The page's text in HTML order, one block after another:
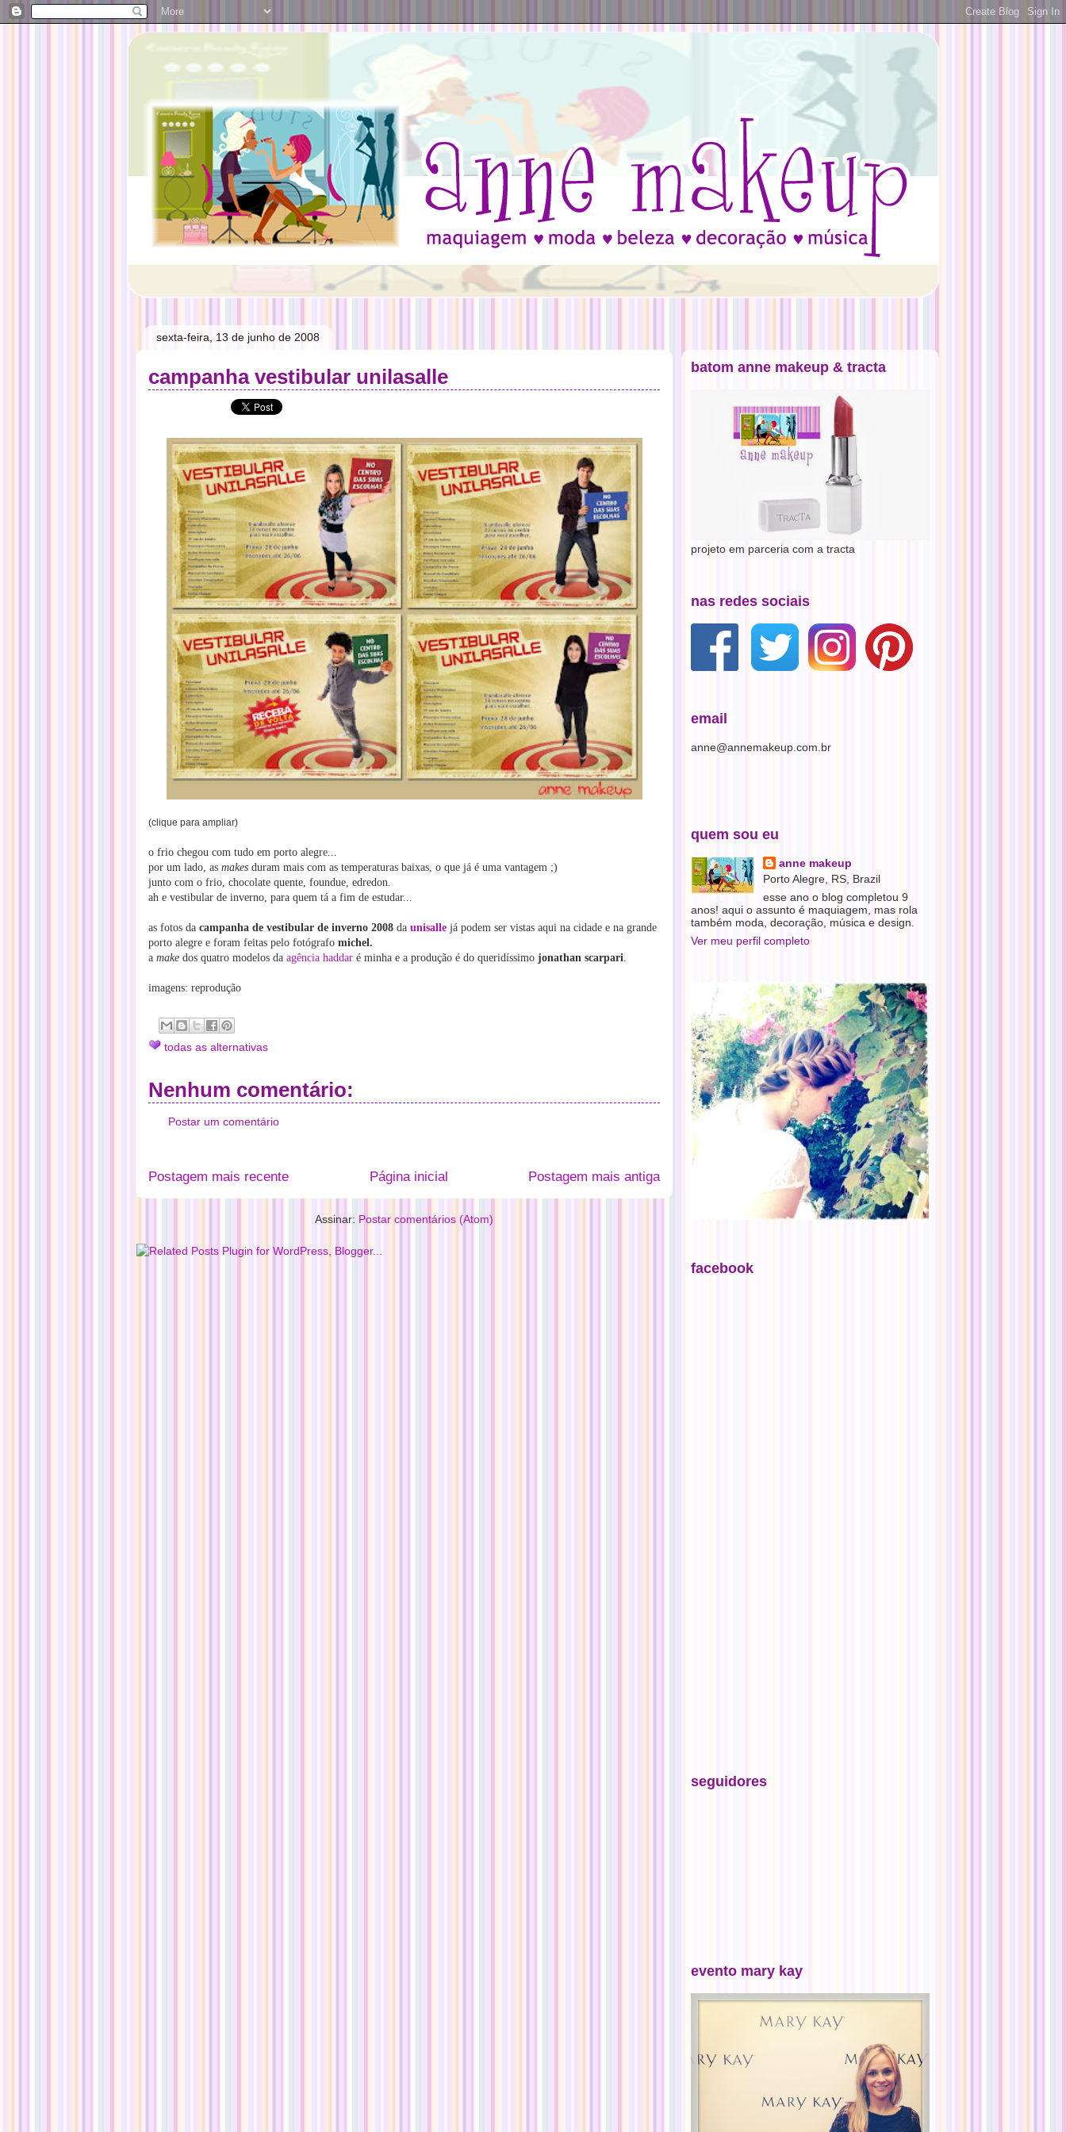
sexta-feira, 13 de junho de 2008
campanha vestibular unilasalle
(clique para ampliar)
o frio chegou com tudo em porto alegre...
por um lado, as makes duram mais com as temperaturas baixas, o que já é uma vantagem ;)
junto com o frio, chocolate quente, foundue, edredon.
ah e vestibular de inverno, para quem tá a fim de estudar...
as fotos da campanha de vestibular de inverno 2008 da unisalle já podem ser vistas aqui na cidade e na grande
porto alegre e foram feitas pelo fotógrafo michel.
a make dos quatro modelos da agência haddar é minha e a produção é do queridíssimo jonathan scarpari.
imagens: reprodução
todas as alternativas
Nenhum comentário:
Postar um comentário
Postagem mais recente Postagem mais antiga
Página inicial
Assinar: Postar comentários (Atom)
batom anne makeup & tracta
projeto em parceria com a tracta
nas redes sociais
email
anne@annemakeup.com.br
quem sou eu
anne makeup
Porto Alegre, RS, Brazil
esse ano o blog completou 9
anos! aqui o assunto é maquiagem, mas rola
também moda, decoração, música e design.
Ver meu perfil completo
facebook
seguidores
evento mary kay